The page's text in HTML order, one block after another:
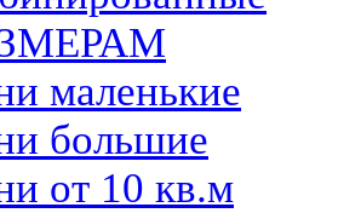
маленькие
большие
от 10 кв.м